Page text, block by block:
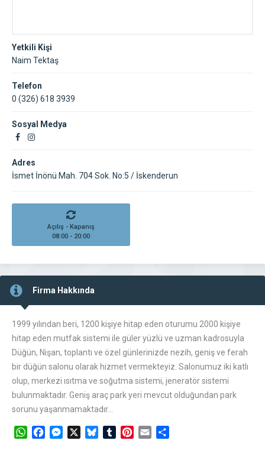
Yetkili Kişi
Naim Tektaş
Telefon
0 (326) 618 3939
Sosyal Medya
Adres
İsmet İnönü Mah. 704 Sok. No:5 / İskenderun
Açılış - Kapanış
08:00 - 20:00
Firma Hakkında
1999 yılından beri, 1200 kişiye hitap eden oturumu 2000 kişiye
hitap eden mutfak sistemi ile güler yüzlü ve uzman kadrosuyla
Düğün, Nişan, toplantı ve özel günlerinizde nezih, geniş ve ferah
bir düğün salonu olarak hizmet vermekteyiz. Salonumuz iki katlı
olup, merkezi ısıtma ve soğutma sistemi, jeneratör sistemi
bulunmaktadır. Geniş araç park yeri mevcut olduğundan park
sorunu yaşanmamaktadır…
WhatsAppFacebookMessengerBlueskyTumblrPinterest
Email